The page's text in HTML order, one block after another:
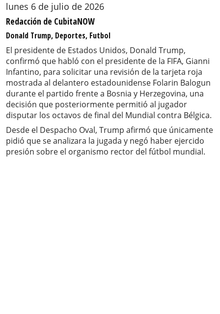
lunes 6 de julio de 2026
Redacción de CubitaNOW
Donald Trump, Deportes, Futbol
El presidente de Estados Unidos, Donald Trump,
confirmó que habló con el presidente de la FIFA, Gianni
Infantino, para solicitar una revisión de la tarjeta roja
mostrada al delantero estadounidense Folarin Balogun
durante el partido frente a Bosnia y Herzegovina, una
decisión que posteriormente permitió al jugador
disputar los octavos de final del Mundial contra Bélgica.
Desde el Despacho Oval, Trump afirmó que únicamente
pidió que se analizara la jugada y negó haber ejercido
presión sobre el organismo rector del fútbol mundial.